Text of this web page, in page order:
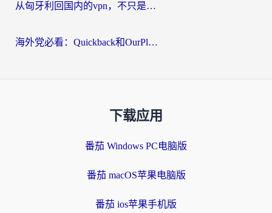
从匈牙利回国内的vpn，不只是为了刷剧那么简单
海外党必看：Quickback和OurPlay好用吗？3分钟选对回国加速器，无缝刷剧玩游戏
下载应用
番茄 Windows PC电脑版
番茄 macOS苹果电脑版
番茄 ios苹果手机版